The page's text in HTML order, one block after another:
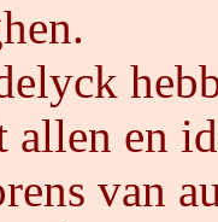
allen en
van